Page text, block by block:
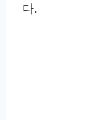
다.